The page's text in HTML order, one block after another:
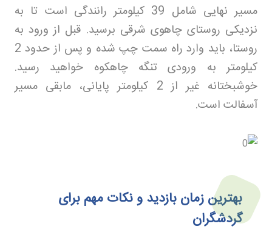
مسیر نهایی شامل 39 کیلومتر رانندگی است تا به
نزدیکی روستای چاهوی شرقی برسید. قبل از ورود به
روستا، باید وارد راه سمت چپ شده و پس از حدود 2
کیلومتر به ورودی تنگه چاهکوه خواهید رسید.
خوشبختانه غیر از 2 کیلومتر پایانی، مابقی مسیر
آسفالت است.
بهترین زمان بازدید و نکات مهم برای
گردشگران